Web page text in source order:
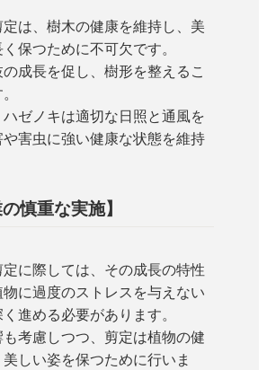
は、樹木の健康を維持し、美
保つために不可欠です。
成長を促し、樹形を整えるこ
ゼノキは適切な日照と通風を
害虫に強い健康な状態を維持
慎重な実施】
に際しては、その成長の特性
に過度のストレスを与えない
進める必要があります。
考慮しつつ、剪定は植物の健
しい姿を保つために行いま